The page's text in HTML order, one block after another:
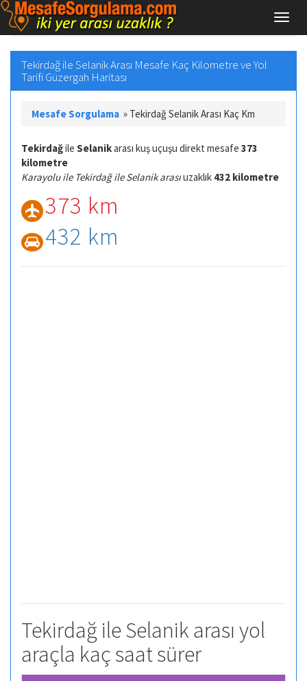
Tekirdağ ile Selanik Arası Mesafe Kaç Kilometre ve Yol
Tarifi Güzergah Haritası
Mesafe Sorgulama » Tekirdağ Selanik Arası Kaç Km
Tekirdağile Selanikarası kuş uçuşu direkt mesafe 373
kilometre
Karayolu ile Tekirdağ ile Selanik arasıuzaklık 432 kilometre
373 km
432 km
Tekirdağ ile Selanik arası yol
araçla kaç saat sürer